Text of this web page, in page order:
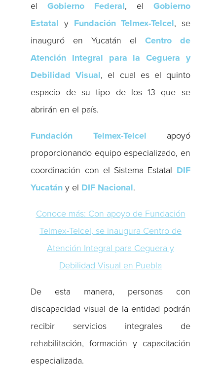
elGobierno Federal, el Gobierno
Estatal y Fundación Telmex-Telcel, se
inauguró en Yucatán el Centro de
Atención Integral para la Ceguera y
Debilidad Visual, el cual es el quinto
espacio de su tipo de los 13 que se
abrirán en el país.
Fundación Telmex-Telcel apoyó
proporcionando equipo especializado, en
coordinación con el Sistema Estatal DIF
Yucatán y el DIF Nacional.
Conoce más: Con apoyo de Fundación
Telmex-Telcel, se inaugura Centro de
Atención Integral para Ceguera y
Debilidad Visual en Puebla
De esta manera, personas con
discapacidad visual de la entidad podrán
recibir servicios integrales de
rehabilitación, formación y capacitación
especializada.